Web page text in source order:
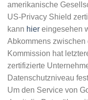
amerikanische
US-Privacy Shield
kann hier eingesehen
Abkommens
Kommission hat
zertifizierte
Datenschutzniveau
Um den Service von